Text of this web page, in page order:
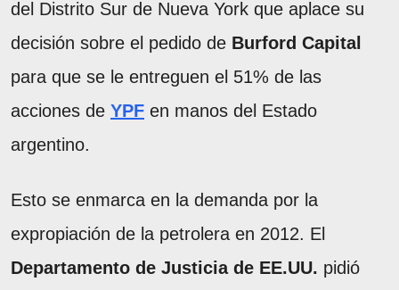
del Distrito Sur de Nueva York que aplace su
decisión sobre el pedido de Burford Capital
para que se le entreguen el 51% de las
acciones de YPF en manos del Estado
argentino.
Esto se enmarca en la demanda por la
expropiación de la petrolera en 2012. El
Departamento de Justicia de EE.UU. pidió